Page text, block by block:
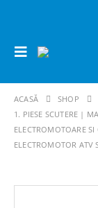
ACASĂ
SHOP
1. PIESE SCUTERE |
ELECTROMOTOARE
ELECTROMOTOR ATV